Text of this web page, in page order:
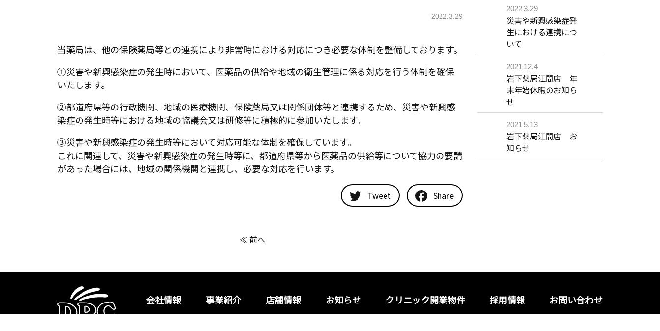
2022.3.29
当薬局は、他の保険薬局等との連携により非常時における対応につき必要な体制を整備しております。
①災害や新興感染症の発生時において、医薬品の供給や地域の衛生管理に係る対応を行う体制を確保
いたします。
②都道府県等の行政機関、地域の医療機関、保険薬局又は関係団体等と連携するため、災害や新興感
染症の発生時等における地域の協議会又は研修等に積極的に参加いたします。
③災害や新興感染症の発生時等において対応可能な体制を確保しています。
これに関連して、災害や新興感染症の発生時等に、都道府県等から医薬品の供給等について協力の要請
があった場合には、地域の関係機関と連携し、必要な対応を行います。
Tweet Share
≪ 前へ
2022.3.29
災害や新興感染症発
生における連携につ
いて
2021.12.4
岩下薬局江間店 年
末年始休暇のお知ら
せ
2021.5.13
岩下薬局江間店 お
知らせ
会社情報 事業紹介 店舗情報 お知らせ クリニック開業物件 採用情報 お問い合わせ